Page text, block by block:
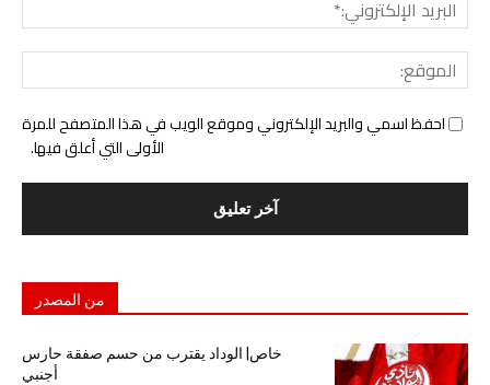
احفظ اسمي والبريد الإلكتروني وموقع الويب في هذا المتصفح للمرة
الأولى التي أعلق فيها.
من المصدر
خاص| الوداد يقترب من حسم صفقة حارس
أجنبي